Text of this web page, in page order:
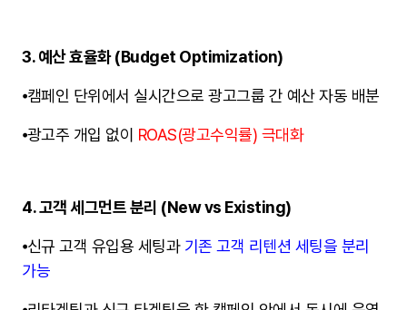
3. 예산 효율화 (Budget Optimization)
⦁캠페인 단위에서 실시간으로 광고그룹 간 예산 자동 배분
⦁광고주 개입 없이 ROAS(광고수익률) 극대화
4. 고객 세그먼트 분리 (New vs Existing)
⦁신규 고객 유입용 세팅과 기존 고객 리텐션 세팅을 분리
가능